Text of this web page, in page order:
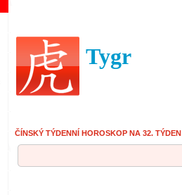
Tygr
ČÍNSKÝ TÝDENNÍ HOROSKOP NA 32.